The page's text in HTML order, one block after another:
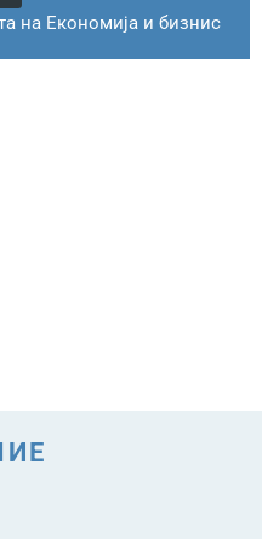
на Економија и бизнис